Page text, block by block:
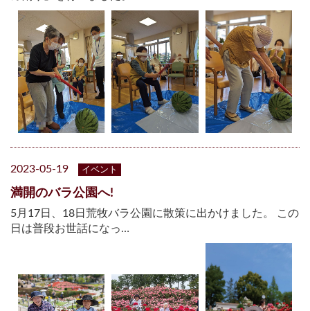
2023-05-19 イベント
満開のバラ公園へ!
5月17日、18日荒牧バラ公園に散策に出かけました。 この
日は普段お世話になっ…